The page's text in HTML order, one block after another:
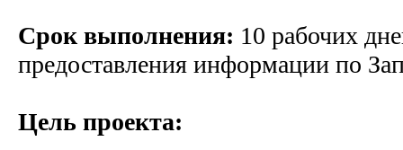
Срок выполнения: 10 рабочих
предоставления информации по
Цель проекта: